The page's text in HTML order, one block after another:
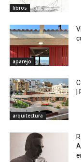
libros
aparejo
arquitectura